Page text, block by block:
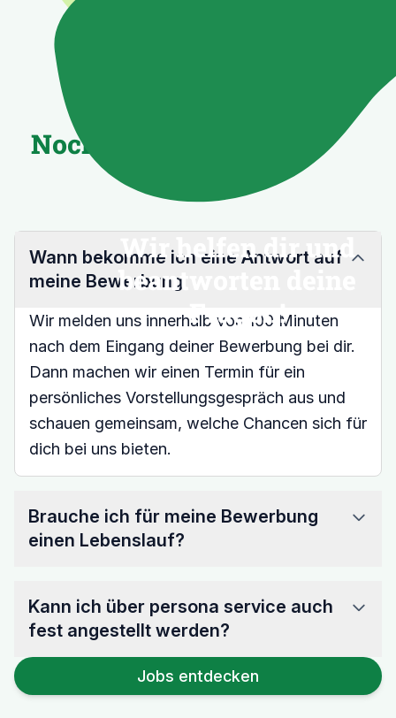
Noch unsicher?
Wir helfen dir und
beantworten deine
Fragen!
Wann bekomme ich eine Antwort auf
meine Bewerbung
Wir melden uns innerhalb von 100 Minuten
nach dem Eingang deiner Bewerbung bei dir.
Dann machen wir einen Termin für ein
persönliches Vorstellungsgespräch aus und
schauen gemeinsam, welche Chancen sich für
dich bei uns bieten.
Brauche ich für meine Bewerbung
einen Lebenslauf?
Kann ich über persona service auch
fest angestellt werden?
Jobs entdecken